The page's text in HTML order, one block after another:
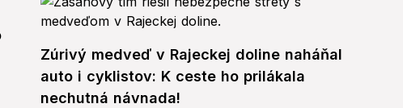
Zúrivý medveď v Rajeckej doline naháňal
auto i cyklistov: K ceste ho prilákala
nechutná návnada!